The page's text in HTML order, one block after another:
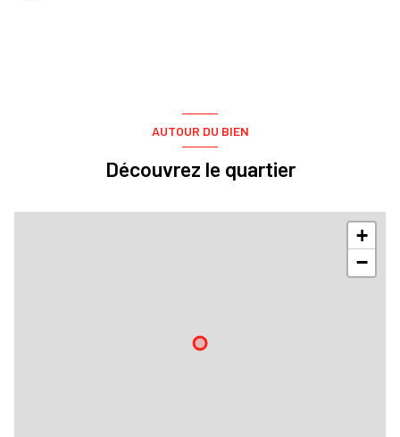
AUTOUR DU BIEN
Découvrez le quartier
+
−